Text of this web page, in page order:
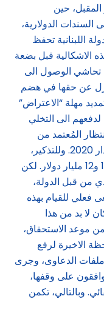
حين
الدولارية،
اللبنانية تحفظ
الاشكالية قبل بضعة
تحاشي الوصول الى
عن حقها في هضم
مهلة “الاعتراض”
الى التخلي
المُعتمد من
قبلهم منذ اعلان التوقف عن الدفع في آذار 2020. وللتذكير،
يتراوح حجم هذه الفوائد المستحقة بين 10 و12 مليار دولار. لكن
من قبل الدولة،
فعلي للقيام بهذه
لا بد من هذا
من موعد الاستحقاق،
الاخيرة لرفع
الدعاوى، وجرى
على وقفها،
وبالتالي، تكمن